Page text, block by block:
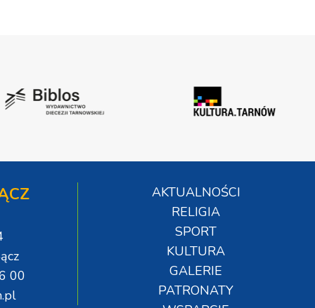
00
AKTUALNOŚCI
RELIGIA
SPORT
KULTURA
GALERIE
PATRONATY